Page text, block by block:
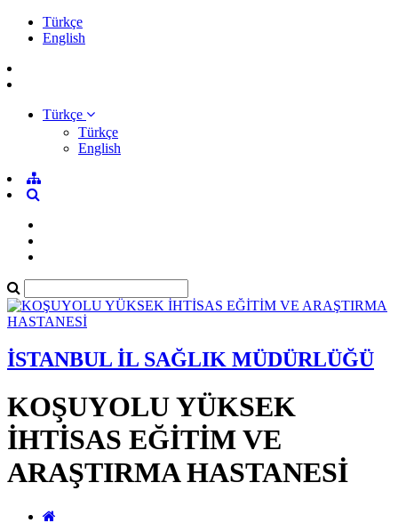
Türkçe
English
Türkçe
Türkçe
English
İSTANBUL İL SAĞLIK MÜDÜRLÜĞÜ
KOŞUYOLU YÜKSEK
İHTİSAS EĞİTİM VE
ARAŞTIRMA HASTANESİ